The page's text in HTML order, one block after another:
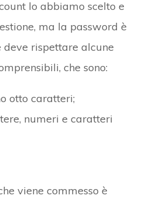
lo abbiamo scelto e
ma la password è
deve rispettare alcune
che sono:
otto caratteri;
numeri e caratteri
viene commesso è